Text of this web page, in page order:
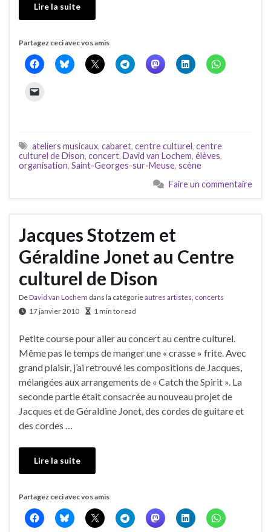
Lire la suite
Partagez ceci avec vos amis
ateliers musicaux, cabaret, centre culturel, centre
culturel de Dison, concert, David van Lochem, élèves,
organisation, Saint-Georges-sur-Meuse, scène
Faire un commentaire
Jacques Stotzem et
Géraldine Jonet au Centre
culturel de Dison
DeDavid van Lochem dans la catégorieautres artistes concerts
17 janvier 2010
1 min to read
Petite course pour aller au concert au centre culturel.
Même pas le temps de manger une « crasse » frite. Avec
grand plaisir, j’ai retrouvé les compositions de Jacques,
mélangées aux arrangements de « Catch the Spirit ». La
seconde partie était consacrée au nouveau projet de
Jacques et de Géraldine Jonet, des cordes de guitare et
des cordes …
Lire la suite
Partagez ceci avec vos amis